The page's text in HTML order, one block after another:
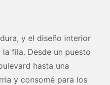
y el diseño interior
fila. Desde un puesto
hasta una
y consomé para los